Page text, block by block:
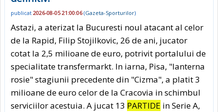
publicat 2026-08-05 21:00:06(Gazeta-Sporturilor)
Astazi, a aterizat la Bucuresti noul atacant al celor
de la Rapid, Filip Stojilkovic, 26 de ani, jucator
cotat la 2,5 milioane de euro, potrivit portalului de
specialitate transfermarkt. In iarna, Pisa, "lanterna
rosie" stagiunii precedente din "Cizma", a platit 3
milioane de euro celor de la Cracovia in schimbul
serviciilor acestuia. A jucat 13 PARTIDE in Serie A,